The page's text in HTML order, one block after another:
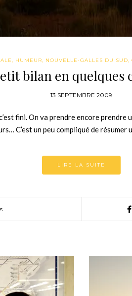
, HUMEUR, NOUVELLE-GALLES DU SUD,
bilan en quelques
13 SEPTEMBRE 2009
fini. On va prendre encore
C’est un peu compliqué de
LIRE LA SUITE